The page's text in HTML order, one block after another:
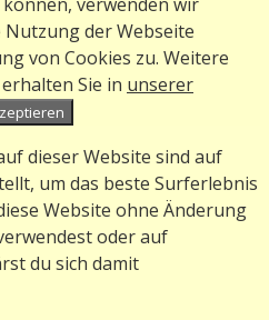
Nutzung der Webseite
von Cookies zu. Weitere
Sie in unserer
dieser Website sind auf
um das beste Surferlebnis
Website ohne Änderung
oder auf
du sich damit